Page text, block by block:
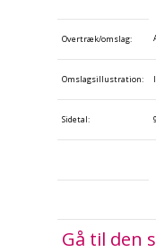
Overtræk/omslag:
Omslagsillustration:
Sidetal:
Gå til den